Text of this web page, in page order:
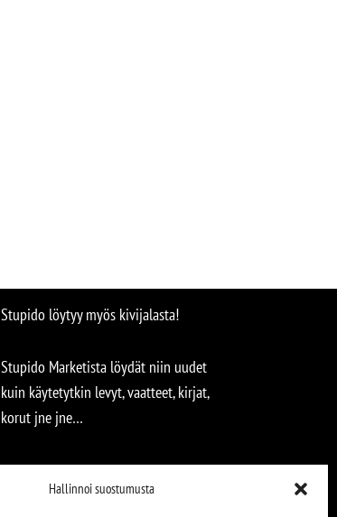
Hallinnoi suostumusta
Stupido löytyy myös kivijalasta!
Stupido Marketista löydät niin uudet
kuin käytetytkin levyt, vaatteet, kirjat,
korut jne jne…